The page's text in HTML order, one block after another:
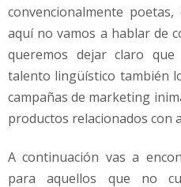
convencionalmente
aquí no vamos a hablar de
queremos dejar claro
talento lingüístico también
campañas de marketing
productos relacionados con
A continuación vas a
para aquellos que no